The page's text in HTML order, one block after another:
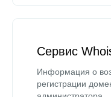
Сервис
Информация о
регистрации